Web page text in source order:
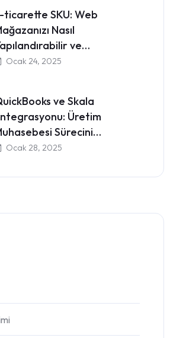
ticarette SKU: Web
Nasıl
ve…
Ocak 24, 2025
ve Skala
Üretim
Sürecini…
Ocak 28, 2025